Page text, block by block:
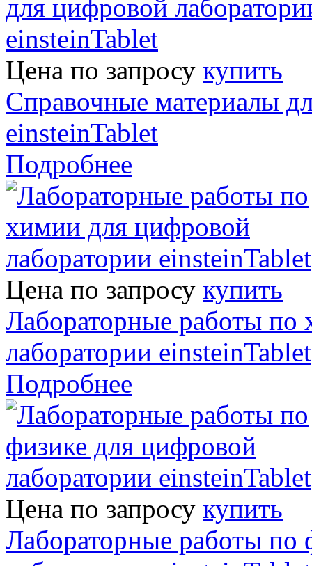
Цена по запросу купить
Справочные материалы
einsteinTablet
Подробнее
Цена по запросу купить
Лабораторные работы
лаборатории einsteinTablet
Подробнее
Цена по запросу купить
Лабораторные работы по